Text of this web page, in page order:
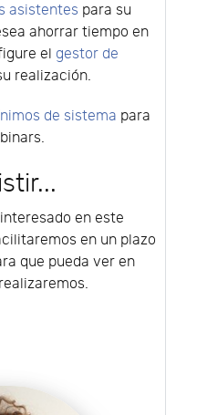
asistentes para su
ahorrar tiempo en
el gestor de
realización.
de sistema para
en este
en un plazo
que pueda ver en